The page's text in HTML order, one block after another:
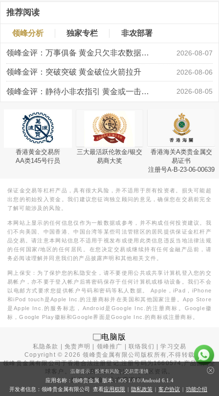
推荐阅读
领峰分析 独家专栏 非农部署
领峰金评：万事俱备 黄金只欠非农数据“东风” 2026-08-07
领峰金评：突破突破 黄金破位火箭拉升 2026-08-06
领峰金评：静待小非农指引 黄金或一击破局 2026-08-05
香港黄金交易所
AA类145号行员
三大最活跃伦敦金/银交
易商大奖
香港海关A类贵金属交
易证书
注册号A-B-23-06-00639
保证金交易等杠杆产品，具有很大风险，并不适用于所有投资者。损失可能超
出您的初始投入资金。我们建议您征询独立顾问的意见，确保您在交易前完全
了解可能涉及的风险。
本网站上显示的任何信息仅作为一般数据或参考，并不构成任何投资建议。我
们不向美国、中国香港、中国台湾等某些司法管辖区的居民提供保证金杠杆产
品交易。请注意本网站信息不适用于视发布或使用此类信息违反当地法律法规
的任何国家/地区的任何居民。在您决定交易或继续持有任何金融产品前，请
务必阅读理解并同意我们的产品披露声明和其他相关文件。
网上保安：为了保护您的私隐安全，请不要使用公共或共享计算机登入您的交
易帐户，亦不要于登入帐户后将密码保存于任何计算机或移动设备。我们不会
以电邮方式要求您提供帐户号码和密码等私人数据。 Apple，iPad，iPhone
和iPod touch是Apple Inc.的注册商标并在美国和其他国家注册。App Store
是Apple Inc.的服务标志，Android是Google Inc.的注册商标。Google徽
标，Google Play徽标和Google界面是Google Inc.的商标或注册商标。
电脑版
私隐条款 |免责声明 领峰推广 |联络我们 |学习交易
Copyright ©2026 领峰贵金属有限公司版权所有,不得转载
领峰贵金属有限公司于香港合法注册登记,注册号码为1660574,产品面向全
球客户。本站内所有内容均为香港地区资讯。
投资有风险，入市需谨慎。
温馨提示：投资有风险，交易需谨慎
应用名称：领峰贵金属 版本：iOS 1.0.0/Android 6.1.4
开发者信息：领峰贵金属有限公司 查看应用权限 | 隐私政策 | 客户协议 | 功能介绍